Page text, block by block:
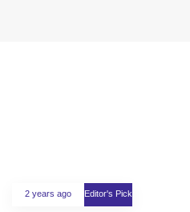
2 years ago Editor's Pick